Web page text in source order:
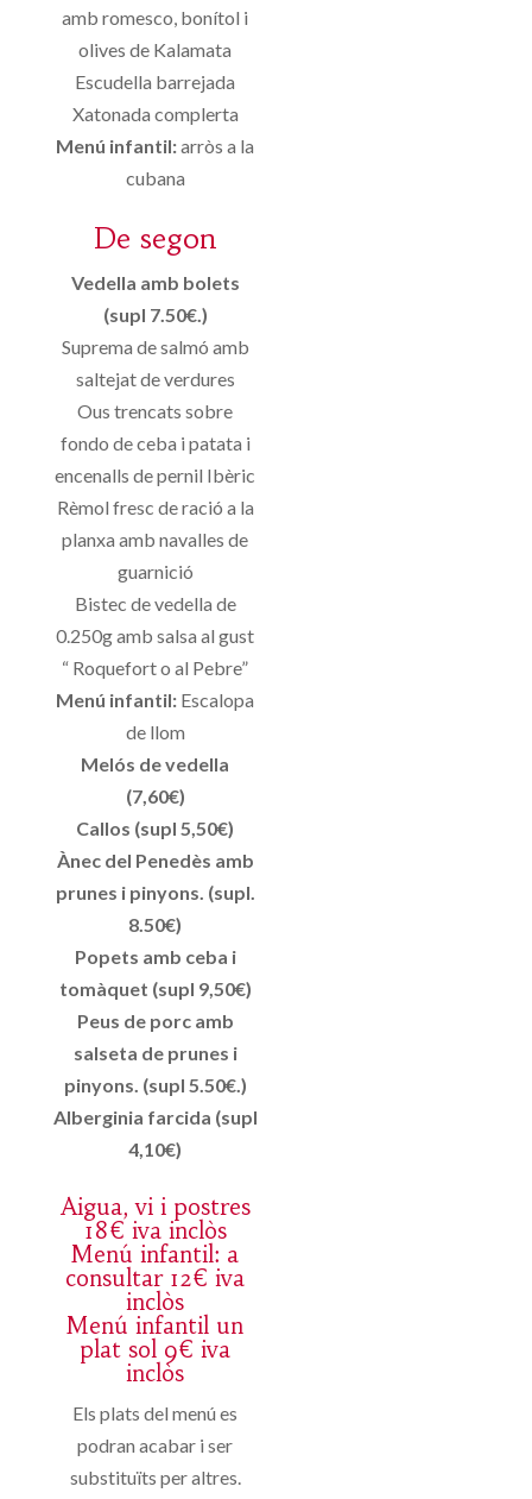
amb romesco, bonítol i
olives de Kalamata
Escudella barrejada
Xatonada complerta
Menú infantil:arròs a la
cubana
De segon
Vedella amb bolets
(supl 7.50€.)
Suprema de salmó amb
saltejat de verdures
Ous trencats sobre
fondo de ceba i patata i
encenalls de pernil Ibèric
Rèmol fresc de ració a la
planxa amb navalles de
guarnició
Bistec de vedella de
0.250g amb salsa al gust
“ Roquefort o al Pebre”
Menú infantil: Escalopa
de llom
Melós de vedella
(7,60€)
Callos (supl 5,50€)
Ànec del Penedès amb
prunes i pinyons. (supl.
8.50€)
Popets amb ceba i
tomàquet (supl 9,50€)
Peus de porc amb
salseta de prunes i
pinyons. (supl 5.50€.)
Alberginia farcida (supl
4,10€)
Aigua, vi i postres
18€ iva inclòs
Menú infantil: a
consultar 12€ iva
inclòs
Menú infantil un
plat sol 9€ iva
inclòs
Els plats del menú es
podran acabar i ser
substituïts per altres.